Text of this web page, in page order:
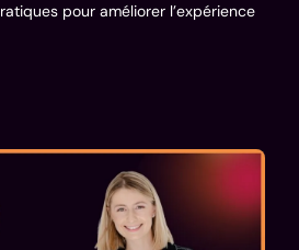
pour améliorer l’expérience